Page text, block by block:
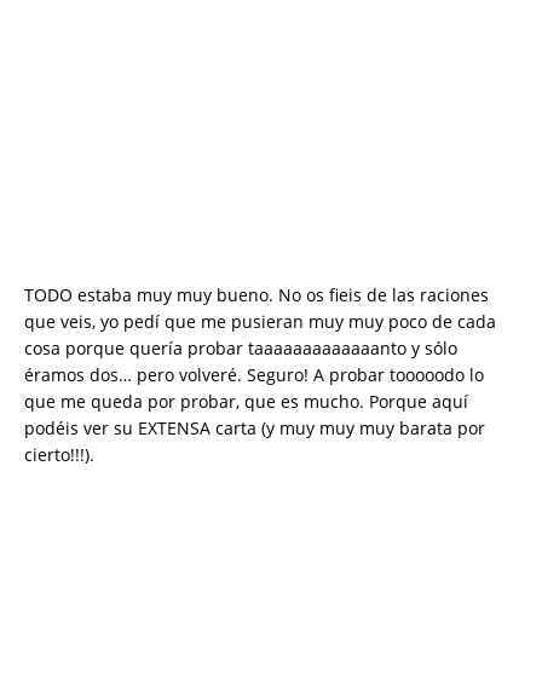
TODO estaba muy muy bueno. No os fieis de las raciones
que veis, yo pedí que me pusieran muy muy poco de cada
cosa porque quería probar taaaaaaaaaaaaanto y sólo
éramos dos… pero volveré. Seguro! A probar tooooodo lo
que me queda por probar, que es mucho. Porque aquí
podéis ver su EXTENSA carta (y muy muy muy barata por
cierto!!!).